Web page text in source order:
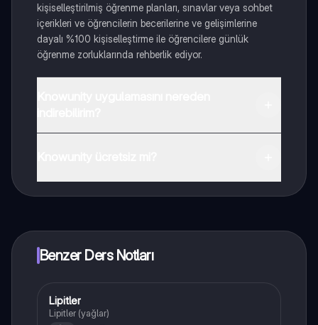
kişiselleştirilmiş öğrenme planları, sınavlar veya sohbet
içerikleri ve öğrencilerin becerilerine ve gelişimlerine
dayalı %100 kişiselleştirme ile öğrencilere günlük
öğrenme zorluklarında rehberlik ediyor.
Benzer Ders Notları
Biyoloji
Lipitler
Lipitler (yağlar)